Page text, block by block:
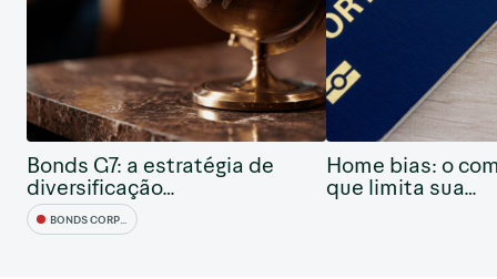
Bonds G7: a estratégia de
diversificação…
BONDS CORPORATIVOS
Home bias: o
que limita sua…